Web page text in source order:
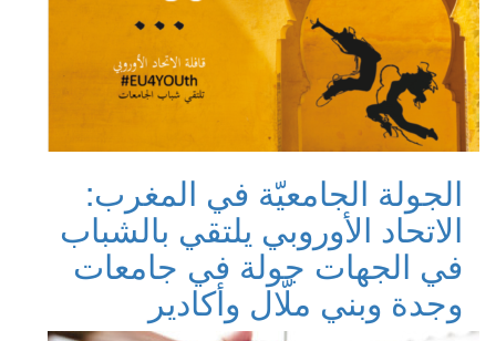
الجولة الجامعيّة في المغرب:
الاتحاد الأوروبي يلتقي بالشباب
في الجهاتجولة في جامعات
وجدة وبني ملّال وأكادير